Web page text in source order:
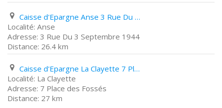
Caisse d'Epargne Anse 3 Rue Du 3 Septembre 1944
Anse
3 Rue Du 3 Septembre 1944
26.4 km
Caisse d'Epargne La Clayette 7 Place des Fossés
La Clayette
7 Place des Fossés
27 km